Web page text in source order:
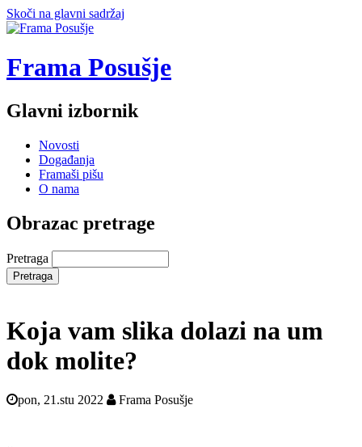
Skoči na glavni sadržaj
Frama Posušje
Glavni izbornik
Novosti
Događanja
Framaši pišu
O nama
Obrazac pretrage
Pretraga
Koja vam slika dolazi na um
dok molite?
pon, 21.stu 2022 Frama Posušje